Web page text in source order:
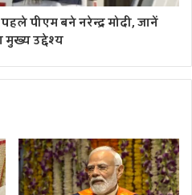
पीएम बने नरेन्द्र मोदी, जानें
मुख्य उद्देश्य